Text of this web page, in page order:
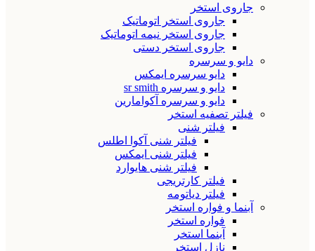
جاروی استخر
جاروی استخر اتوماتیک
جاروی استخر نیمه اتوماتیک
جاروی استخر دستی
دایو و سرسره
دایو سرسره ایمکس
دایو و سرسره sr smith
دایو و سرسره آکوامارین
فیلتر تصفیه استخر
فیلتر شنی
فیلتر شنی آکوا اطلس
فیلتر شنی ایمکس
فیلتر شنی هایوارد
فیلتر کارتریجی
فیلتر دیاتومه
آبنما و فواره استخر
فواره استخر
آبنما استخر
نازل استخر